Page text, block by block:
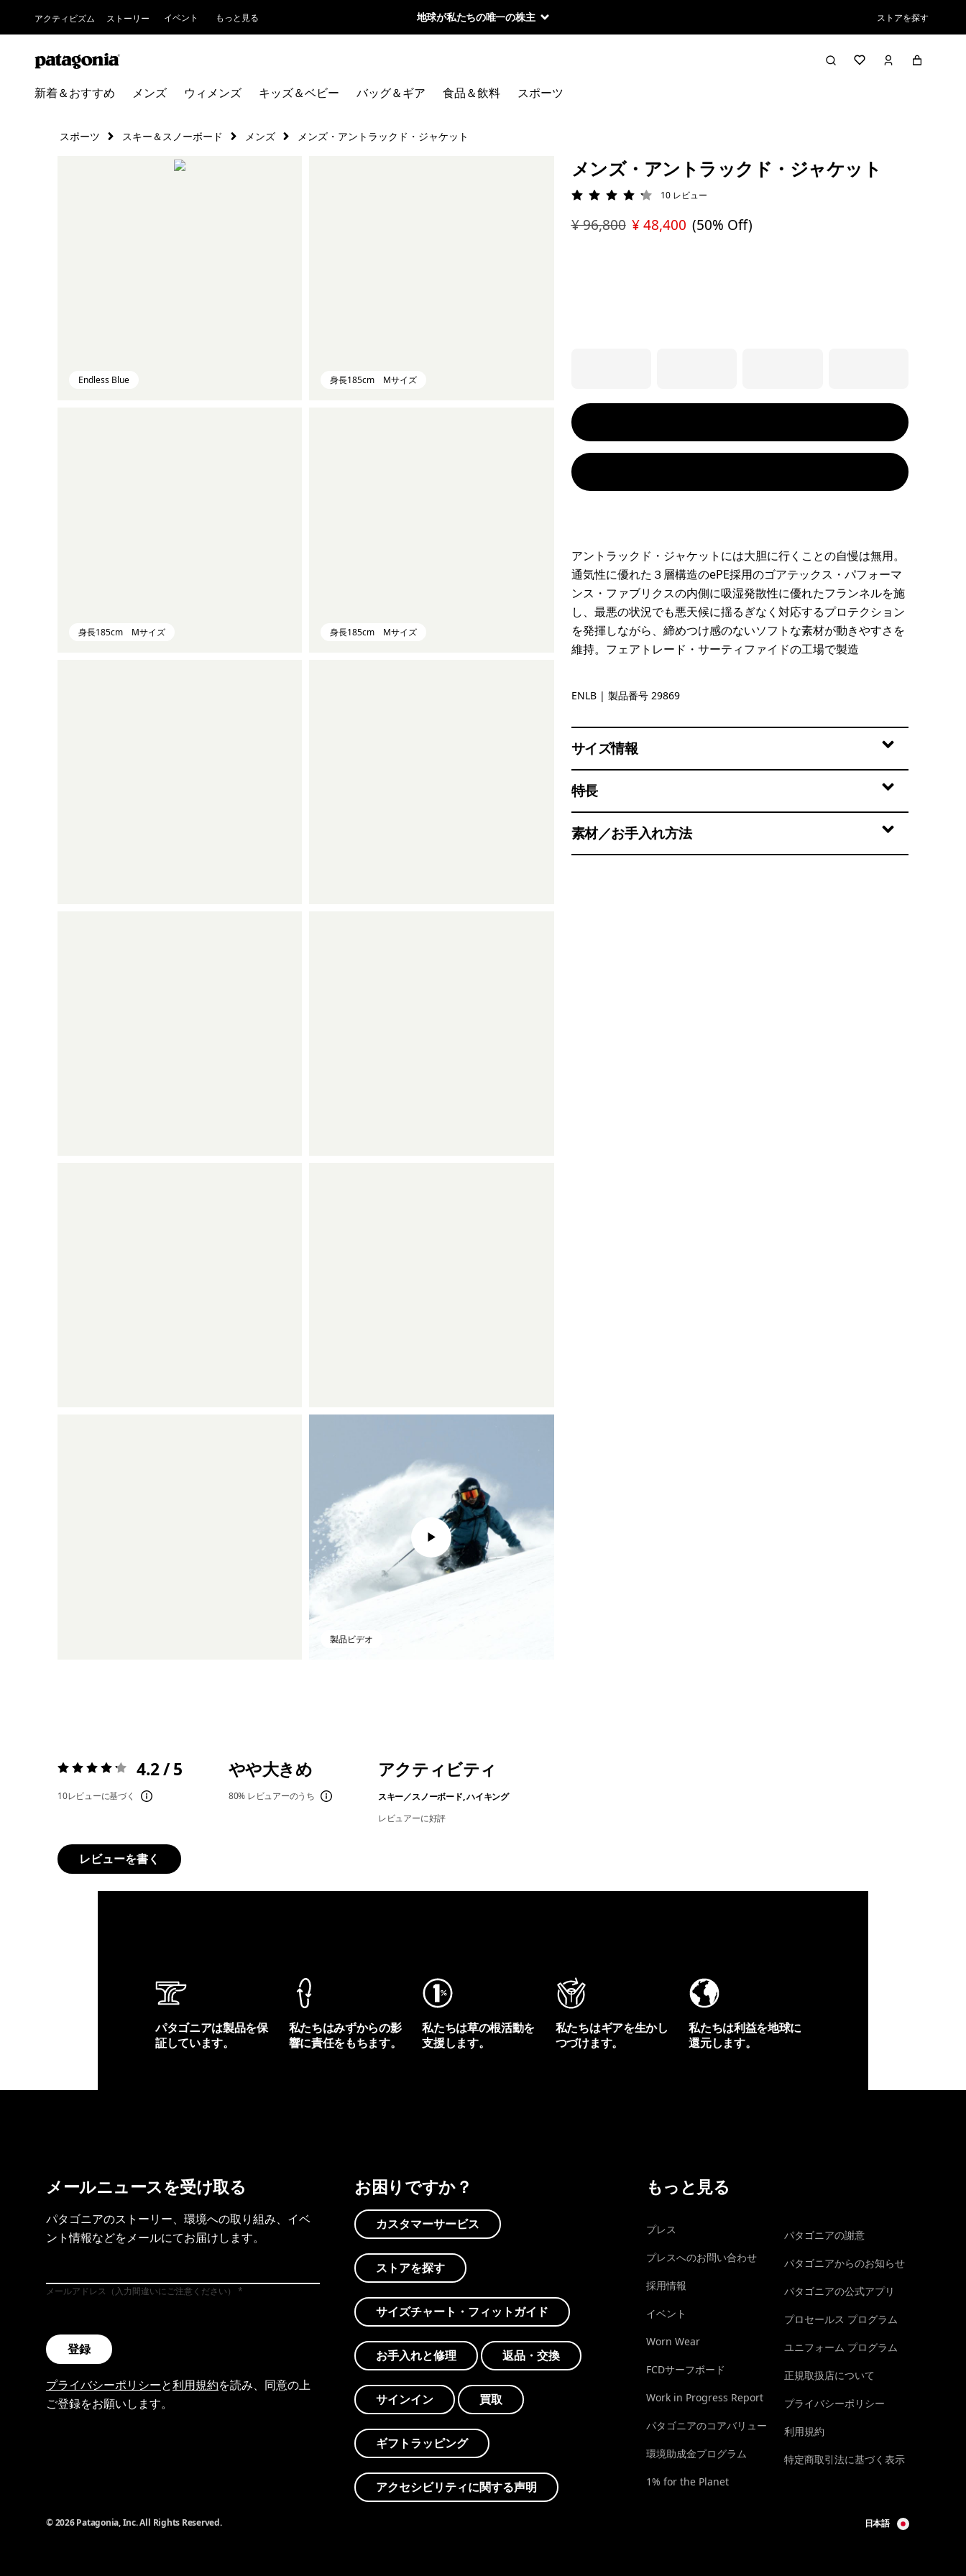
アクティビズム ストーリー イベント もっと見る 地球が私たちの唯一の株主 ストアを探す
新着＆おすすめ メンズ ウィメンズ キッズ＆ベビー バッグ＆ギア 食品＆飲料 スポーツ
スポーツ スキー＆スノーボード メンズ メンズ・アントラックド・ジャケット
Endless Blue 身長185cm Mサイズ
身長185cm Mサイズ 身長185cm Mサイズ
製品ビデオ
メンズ・アントラックド・ジャケット
評価: 4.2 / 5
10 レビュー
¥ 96,800 ¥ 48,400 (50% Off)
アントラックド・ジャケットには大胆に行くことの自慢は無用。
通気性に優れた３層構造のePE採用のゴアテックス・パフォーマ
ンス・ファブリクスの内側に吸湿発散性に優れたフランネルを施
し、最悪の状況でも悪天候に揺るぎなく対応するプロテクション
を発揮しながら、締めつけ感のないソフトな素材が動きやすさを
維持。フェアトレード・サーティファイドの工場で製造
Endless Blue
ENLB | 製品番号 29869
サイズ情報
特長
素材／お手入れ方法
評価:4.2 / 5 4.2 / 5
10レビューに基づく
やや大きめ
80% レビュアーのうち
アクティビティ
スキー／スノーボード, ハイキング
レビュアーに好評
レビューを書く
パタゴニアは製品を保
証しています。
私たちはみずからの影
響に責任をもちます。
私たちは草の根活動を
支援します。
私たちはギアを生かし
つづけます。
私たちは利益を地球に
還元します。
メールニュースを受け取る
パタゴニアのストーリー、環境への取り組み、イベ
ント情報などをメールにてお届けします。
メールアドレス（入力間違いにご注意ください）
登録
プライバシーポリシーと利用規約を読み、同意の上
ご登録をお願いします。
お困りですか？
カスタマーサービス
ストアを探す
サイズチャート・フィットガイド
お手入れと修理 返品・交換
サインイン 買取
ギフトラッピング
アクセシビリティに関する声明
もっと見る
プレス
プレスへのお問い合わせ
採用情報
イベント
Worn Wear
FCDサーフボード
Work in Progress Report
パタゴニアのコアバリュー
環境助成金プログラム
1% for the Planet
パタゴニアの謝意
パタゴニアからのお知らせ
パタゴニアの公式アプリ
プロセールス プログラム
ユニフォーム プログラム
正規取扱店について
プライバシーポリシー
利用規約
特定商取引法に基づく表示
© 2026 Patagonia, Inc. All Rights Reserved. 日本語